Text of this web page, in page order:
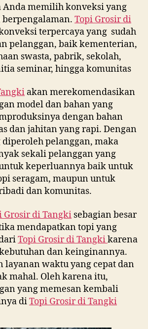
WA
0815
995
6854
Anda memilih konveksi yang
Topi Grosir di
terpercaya yang sudah
pelanggan, baik kementerian,
swasta, pabrik, sekolah,
seminar, hingga komunitas
akan merekomendasikan
model dan bahan yang
dengan bahan
dan jahitan yang rapi. Dengan
diperoleh pelanggan, maka
sekali pelanggan yang
keperluannya baik untuk
seragam, maupun untuk
dan komunitas.
Grosir diTangki sebagian besar
mendapatkan topi yang
Topi Grosir diTangkikarena
dan keinginannya.
layanan waktu yang cepat dan
mahal. Oleh karena itu,
yang memesan kembali
diTopi Grosir diTangki